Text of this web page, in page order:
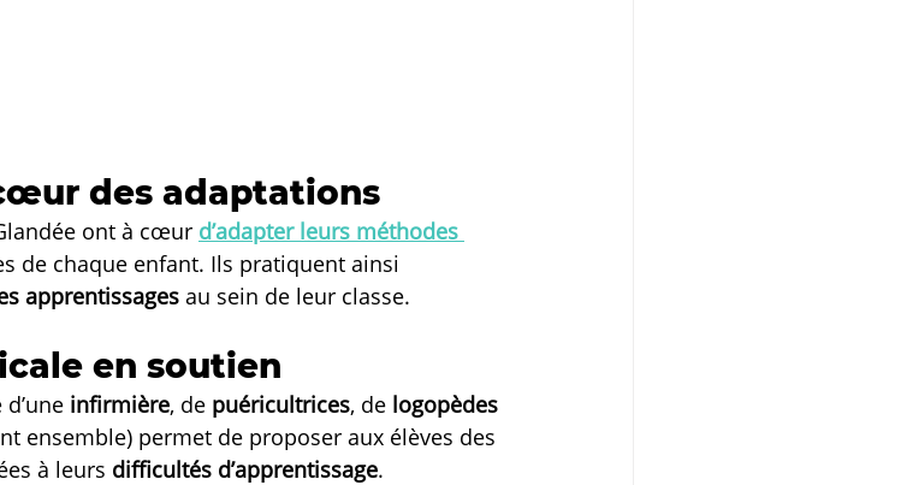
des adaptations
ont à cœur d’adapter leurs méthodes
de chaque enfant. Ils pratiquent ainsi
apprentissages au sein de leur classe.
en soutien
infirmière, de puéricultrices, de logopèdes
ensemble) permet de proposer aux élèves des
à leurs difficultés d’apprentissage.